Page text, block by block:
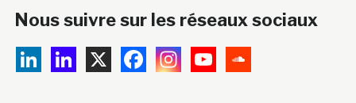
Nous suivre sur les réseaux sociaux